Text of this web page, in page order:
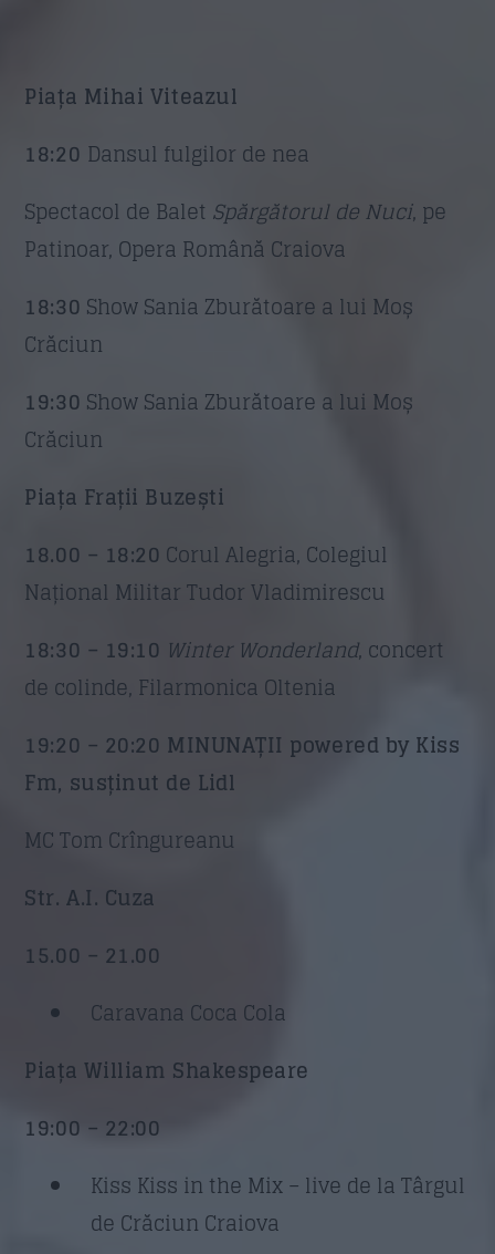
Piața Mihai Viteazul
18:20 Dansul fulgilor de nea
Spectacol de Balet Spărgătorul de Nuci, pe
Patinoar, Opera Română Craiova
18:30 Show Sania Zburătoare a lui Moș
Crăciun
19:30 Show Sania Zburătoare a lui Moș
Crăciun
Piața Frații Buzești
18.00 – 18:20 Corul Alegria, Colegiul
Național Militar Tudor Vladimirescu
18:30 – 19:10 Winter Wonderland, concert
de colinde, Filarmonica Oltenia
19:20 – 20:20 MINUNAȚII powered by Kiss
Fm, susținut de Lidl
MC Tom Crîngureanu
Str. A.I. Cuza
15.00 – 21.00
Caravana Coca Cola
Piața William Shakespeare
19:00 – 22:00
Kiss Kiss in the Mix – live de la Târgul
de Crăciun Craiova